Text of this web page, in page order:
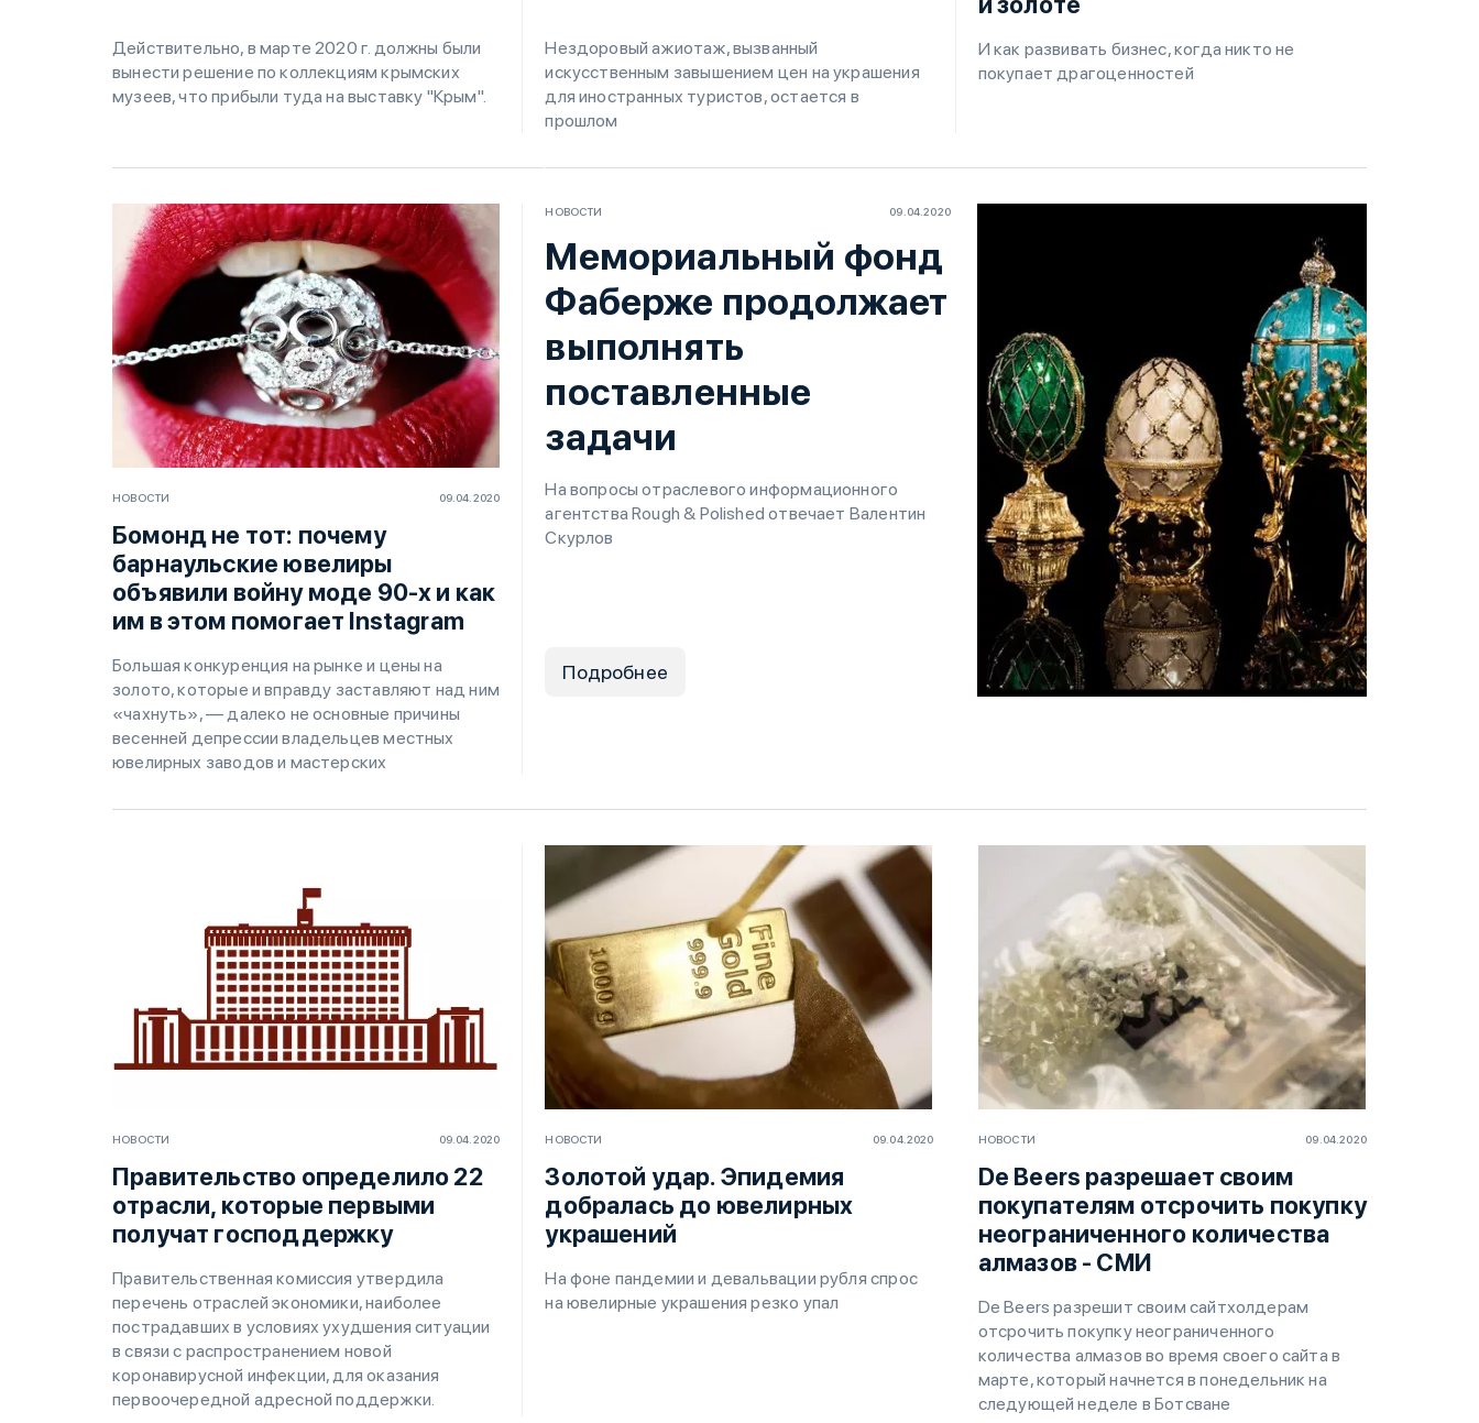
Действительно, в марте 2020 г. должны были
вынести решение по коллекциям крымских
музеев, что прибыли туда на выставку "Крым".
Нездоровый ажиотаж, вызванный
искусственным завышением цен на украшения
для иностранных туристов, остается в
прошлом
И как развивать бизнес, когда никто не
покупает драгоценностей
НОВОСТИ 09.04.2020
Бомонд не тот: почему
барнаульские ювелиры
объявили войну моде 90-х и как
им в этом помогает Instagram
Большая конкуренция на рынке и цены на
золото, которые и вправду заставляют над ним
«чахнуть», — далеко не основные причины
весенней депрессии владельцев местных
ювелирных заводов и мастерских
НОВОСТИ 09.04.2020
Мемориальный фонд
Фаберже продолжает
выполнять
поставленные
задачи
На вопросы отраслевого информационного
агентства Rough & Polished отвечает Валентин
Скурлов
Подробнее
НОВОСТИ 09.04.2020
Правительство определило 22
отрасли, которые первыми
получат господдержку
Правительственная комиссия утвердила
перечень отраслей экономики, наиболее
пострадавших в условиях ухудшения ситуации
в связи с распространением новой
коронавирусной инфекции, для оказания
первоочередной адресной поддержки.
НОВОСТИ 09.04.2020
Золотой удар. Эпидемия
добралась до ювелирных
украшений
На фоне пандемии и девальвации рубля спрос
на ювелирные украшения резко упал
НОВОСТИ 09.04.2020
De Beers разрешает своим
покупателям отсрочить покупку
неограниченного количества
алмазов - СМИ
De Beers разрешит своим сайтхолдерам
отсрочить покупку неограниченного
количества алмазов во время своего сайта в
марте, который начнется в понедельник на
следующей неделе в Ботсване